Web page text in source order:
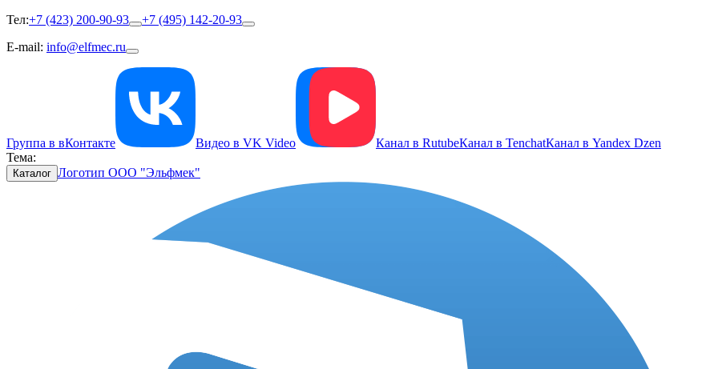
Тел:+7 (423) 200-90-93
+7 (495) 142-20-93
E-mail: info@elfmec.ru
Группа в вКонтакте Видео в VK Video Канал в RutubeКанал в TenchatКанал в Yandex Dzen
Тема:
Каталог Логотип ООО "Эльфмек"